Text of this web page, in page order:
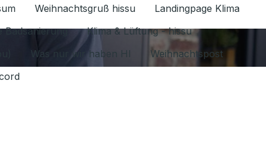
Datenschutz 1.6.2026 umschalten
Weihnachtsgruß hissu
Landingpage Klima
Badsanierung
Klima & Lüftung - hissu
Was nur wir haben HI
Weihnachtspost